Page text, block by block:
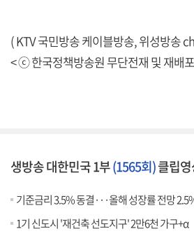
( KTV 국민방송 케이블방송, 위성방송
< ⓒ 한국정책방송원 무단전재 및 재배
생방송 대한민국 1부(1565회)클립
기준금리 3.5% 동결···올해 성장률 전망
1기 신도시 '재건축 선도지구' 2만6천 가구+α